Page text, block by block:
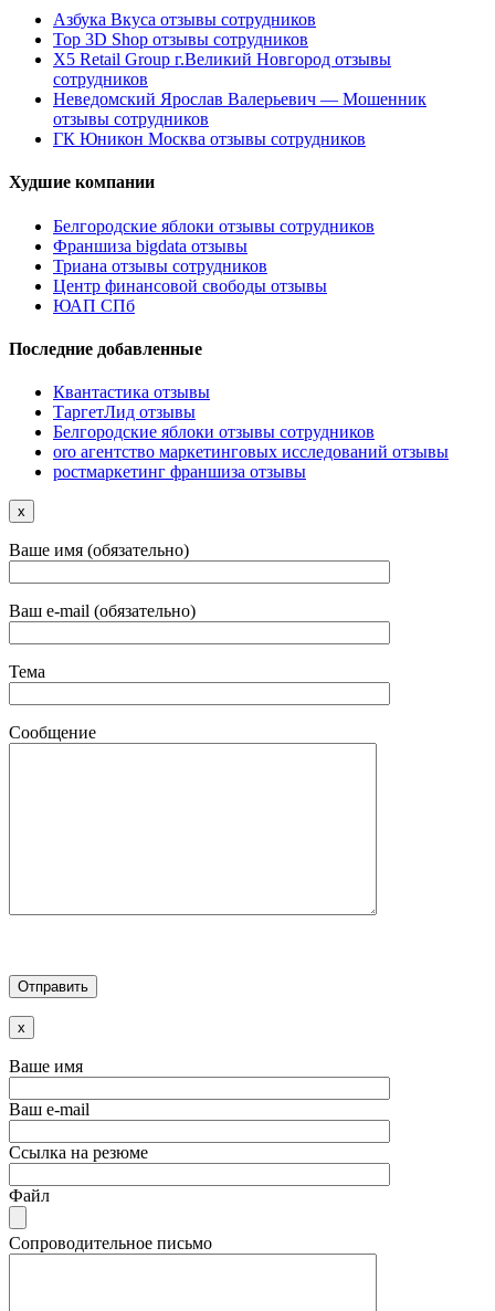
Азбука Вкуса отзывы сотрудников
Top 3D Shop отзывы сотрудников
X5 Retail Group г.Великий Новгород отзывы
сотрудников
Неведомский Ярослав Валерьевич — Мошенник
отзывы сотрудников
ГК Юникон Москва отзывы сотрудников
Худшие компании
Белгородские яблоки отзывы сотрудников
Франшиза bigdata отзывы
Триана отзывы сотрудников
Центр финансовой свободы отзывы
ЮАП СПб
Последние добавленные
Квантастика отзывы
ТаргетЛид отзывы
Белгородские яблоки отзывы сотрудников
oro агентство маркетинговых исследований отзывы
ростмаркетинг франшиза отзывы
x
Ваше имя (обязательно)
Ваш e-mail (обязательно)
Тема
Сообщение
x
Ваше имя
Ваш e-mail
Ссылка на резюме
Файл
Сопроводительное письмо